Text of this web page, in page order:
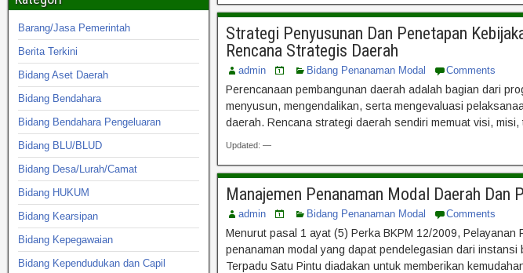
Strategi Penyusunan Dan Penetapan
Rencana Strategis Daerah
admin Bidang Penanaman Modal Comments
Perencanaan pembangunan daerah adalah bagian dari
menyusun, mengendalikan, serta mengevaluasi
daerah. Rencana strategi daerah sendiri memuat visi,
Updated: —
Manajemen Penanaman Modal Daerah Dan
admin Bidang Penanaman Modal Comments
Menurut pasal 1 ayat (5) Perka BKPM 12/2009,
penanaman modal yang dapat pendelegasian dari
Terpadu Satu Pintu diadakan untuk memberikan
Barang/Jasa Pemerintah
Berita Terkini
Bidang Aset Daerah
Bidang Bendahara
Bidang Bendahara Pengeluaran
Bidang BLU/BLUD
Bidang Desa/Lurah/Camat
Bidang HUKUM
Bidang Kearsipan
Bidang Kepegawaian
Bidang Kependudukan dan Capil